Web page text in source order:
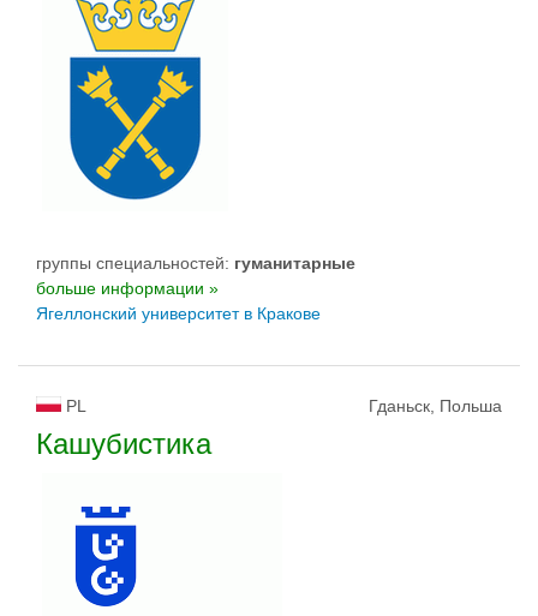
группы специальностей: гуманитарные
больше информации »
Ягеллонский университет в Кракове
PL Гданьск, Польша
Кашубистика